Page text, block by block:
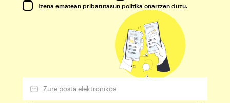
Izena ematean pribatutasun politika onartzen duzu.